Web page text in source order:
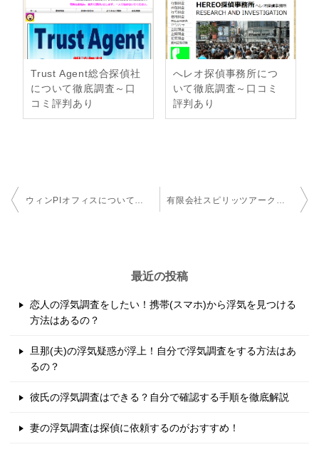
Trust Agent総合探偵社
について徹底調査～口
コミ評判あり
へレオ探偵事務所につ
いて徹底調査～口コミ
評判あり
投
ー
ョ
ウィンPIオフィスについて徹底調査～口コミ評判あり 有限会社スピリッツアークについて徹底調査～口コミ評判あり
最近の投稿
恋人の浮気調査をしたい！携帯(スマホ)から浮気を見つける
方法はあるの？
旦那(夫)の浮気疑惑が浮上！自分で浮気調査をする方法はあ
るの？
彼氏の浮気調査はできる？自分で確認する手順を徹底解説
妻の浮気調査は探偵に依頼するのがおすすめ！